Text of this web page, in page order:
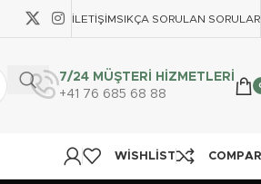
İLETIŞIMSIKÇA SORULAN SORULAR
7/24 MÜŞTERİ HİZMETLERİ
+41 76 685 68 88
WISHLIST